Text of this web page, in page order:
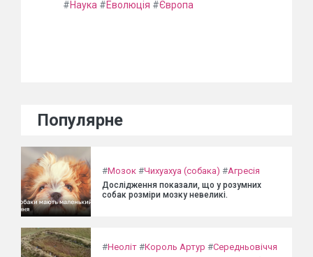
#Наука #Еволюція #Європа
Популярне
#Мозок #Чихуахуа (собака) #Агресія
Дослідження показали, що у розумних
собак розміри мозку невеликі.
#Неоліт #Король Артур #Середньовіччя